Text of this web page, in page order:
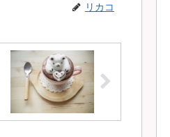
リカコ